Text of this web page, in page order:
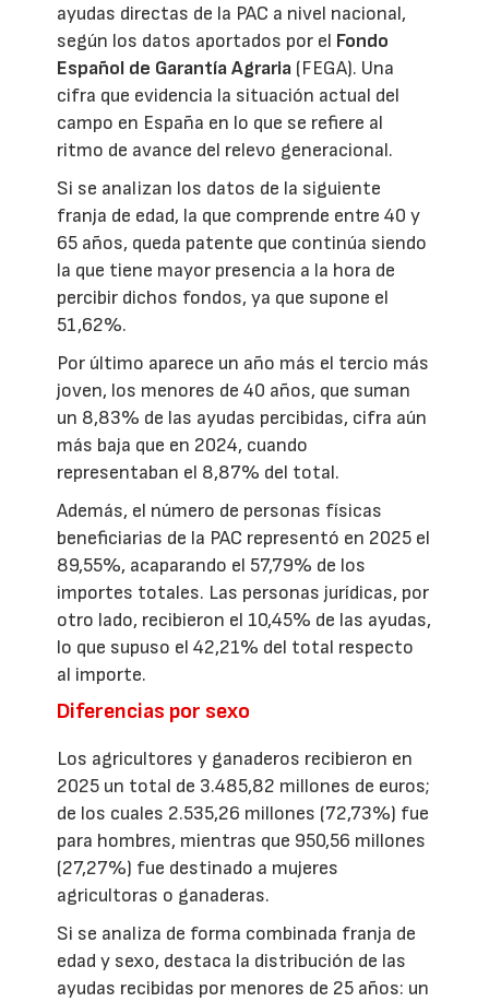
ayudas directas de la PAC a nivel nacional,
según los datos aportados por el Fondo
Español de Garantía Agraria (FEGA). Una
cifra que evidencia la situación actual del
campo en España en lo que se refiere al
ritmo de avance del relevo generacional.
Si se analizan los datos de la siguiente
franja de edad, la que comprende entre 40 y
65 años, queda patente que continúa siendo
la que tiene mayor presencia a la hora de
percibir dichos fondos, ya que supone el
51,62%.
Por último aparece un año más el tercio más
joven, los menores de 40 años, que suman
un 8,83% de las ayudas percibidas, cifra aún
más baja que en 2024, cuando
representaban el 8,87% del total.
Además, el número de personas físicas
beneficiarias de la PAC representó en 2025 el
89,55%, acaparando el 57,79% de los
importes totales. Las personas jurídicas, por
otro lado, recibieron el 10,45% de las ayudas,
lo que supuso el 42,21% del total respecto
al importe.
Diferencias por sexo
Los agricultores y ganaderos recibieron en
2025 un total de 3.485,82 millones de euros;
de los cuales 2.535,26 millones (72,73%) fue
para hombres, mientras que 950,56 millones
(27,27%) fue destinado a mujeres
agricultoras o ganaderas.
Si se analiza de forma combinada franja de
edad y sexo, destaca la distribución de las
ayudas recibidas por menores de 25 años: un